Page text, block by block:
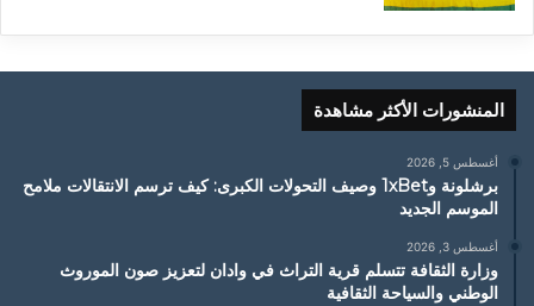
المنشورات الأكثر مشاهدة
أغسطس 5, 2026
برشلونة و1xBet وصيف التحولات الكبرى: كيف ترسم الانتقالات ملامح
الموسم الجديد
أغسطس 3, 2026
وزارة الثقافة تتسلم قرية التراث في وادان لتعزيز صون الموروث
الوطني والسياحة الثقافية